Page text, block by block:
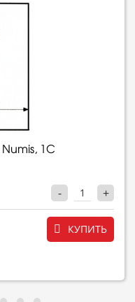
1С
- +
КУПИТЬ